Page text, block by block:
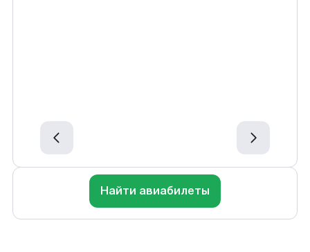
Найти авиабилеты